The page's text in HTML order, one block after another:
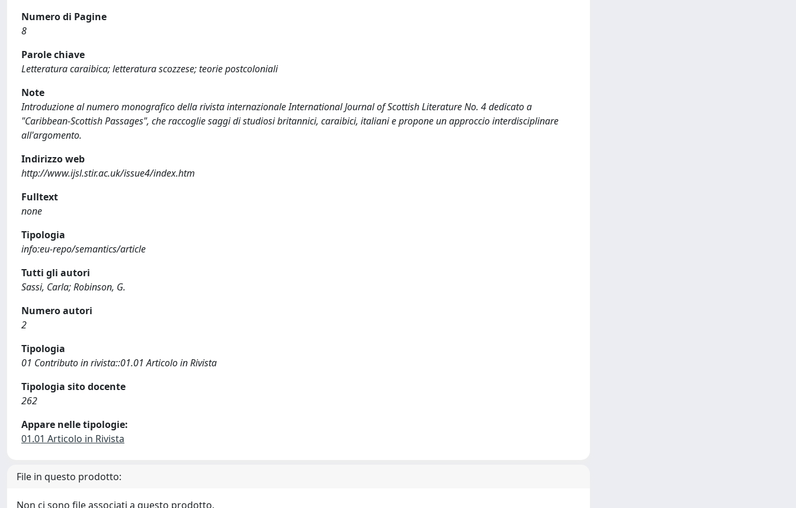
Numero di Pagine
8
Parole chiave
Letteratura caraibica; letteratura scozzese; teorie postcoloniali
Note
Introduzione al numero monografico della rivista internazionale International Journal of Scottish Literature No. 4 dedicato a
"Caribbean-Scottish Passages", che raccoglie saggi di studiosi britannici, caraibici, italiani e propone un approccio interdisciplinare
all'argomento.
Indirizzo web
http://www.ijsl.stir.ac.uk/issue4/index.htm
Fulltext
none
Tipologia
info:eu-repo/semantics/article
Tutti gli autori
Sassi, Carla; Robinson, G.
Numero autori
2
Tipologia
01 Contributo in rivista::01.01 Articolo in Rivista
Tipologia sito docente
262
Appare nelle tipologie:
01.01 Articolo in Rivista
File in questo prodotto:
Non ci sono file associati a questo prodotto.